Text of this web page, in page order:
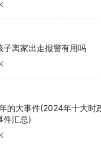
子离家出走报警有用吗
的大事件(2024年十大时
件汇总)